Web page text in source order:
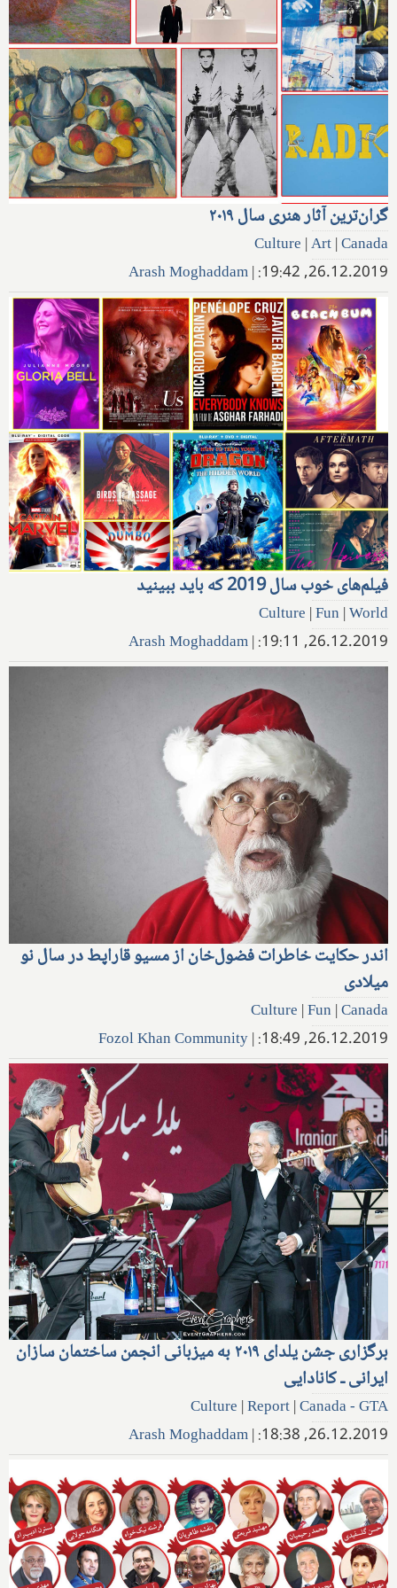
گران‌ترین آثار هنری سال ۲۰۱۹
Culture |Art|Canada
26.12.2019, 19:42:
|
Arash Moghaddam
فیلم‌های خوب‌ سال 2019 که باید ببینید
Culture |Fun |World
26.12.2019, 19:11:
|
Arash Moghaddam
اندر حکایت خاطرات فضول‌‌خان از مسیو قاراپط در سال نو
میلادی
Culture |Fun |Canada
26.12.2019, 18:49:
|
Fozol Khan Community
برگزاری جشن یلدای ۲۰۱۹ به میزبانی انجمن ساختمان سازان
ایرانی ـ کانادایی
Culture |Report|Canada - GTA
26.12.2019, 18:38:
|
Arash Moghaddam